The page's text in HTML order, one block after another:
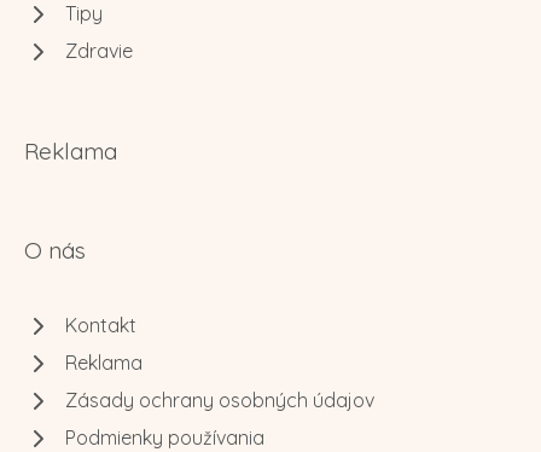
Tipy
Zdravie
Reklama
O nás
Kontakt
Reklama
Zásady ochrany osobných údajov
Podmienky používania